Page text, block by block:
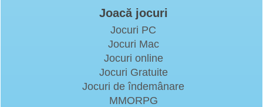
Joacă jocuri
Jocuri PC
Jocuri Mac
Jocuri online
Jocuri Gratuite
Jocuri de îndemânare
MMORPG